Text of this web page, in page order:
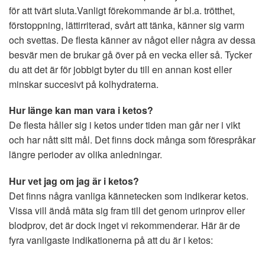
för att tvärt sluta.Vanligt förekommande är bl.a. trötthet,
förstoppning, lättirriterad, svårt att tänka, känner sig varm
och svettas. De flesta känner av något eller några av dessa
besvär men de brukar gå över på en vecka eller så. Tycker
du att det är för jobbigt byter du till en annan kost eller
minskar succesivt på kolhydraterna.
Hur länge kan man vara i ketos?
De flesta håller sig i ketos under tiden man går ner i vikt
och har nått sitt mål. Det finns dock många som förespråkar
längre perioder av olika anledningar.
Hur vet jag om jag är i ketos?
Det finns några vanliga kännetecken som indikerar ketos.
Vissa vill ändå mäta sig fram till det genom urinprov eller
blodprov, det är dock inget vi rekommenderar. Här är de
fyra vanligaste indikationerna på att du är i ketos: